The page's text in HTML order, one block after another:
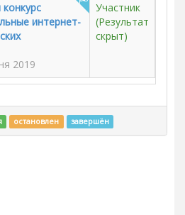
интернет-
2019
Участник
(Результат
скрыт)
остановлен завершён